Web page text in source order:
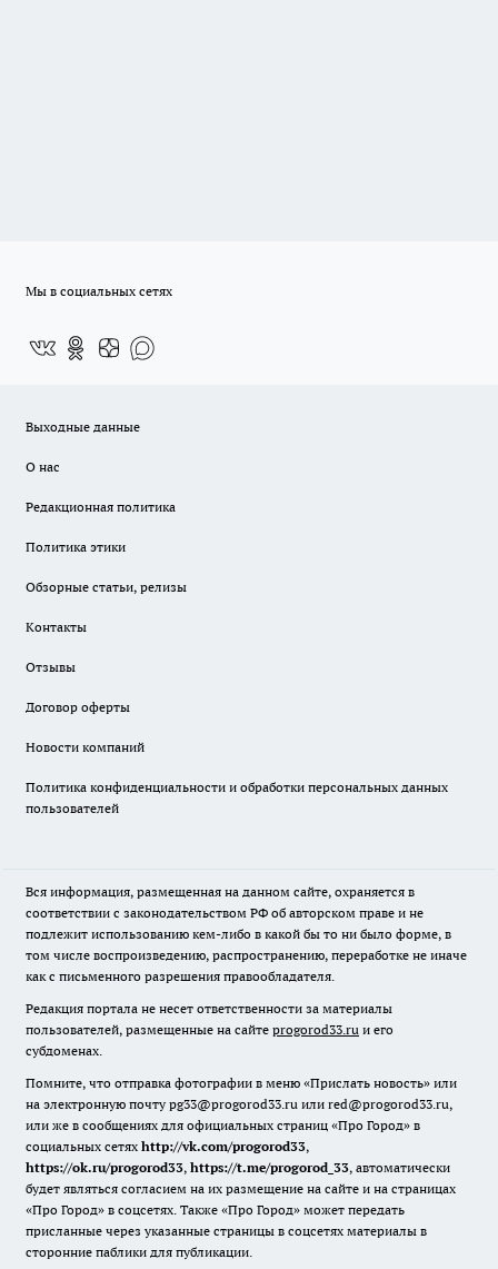
Мы в социальных сетях
Выходные данные
О нас
Редакционная политика
Политика этики
Обзорные статьи, релизы
Контакты
Отзывы
Договор оферты
Новости компаний
Политика конфиденциальности и обработки персональных данных
пользователей
Вся информация, размещенная на данном сайте, охраняется в
соответствии с законодательством РФ об авторском праве и не
подлежит использованию кем-либо в какой бы то ни было форме, в
том числе воспроизведению, распространению, переработке не иначе
как с письменного разрешения правообладателя.
Редакция портала не несет ответственности за материалы
пользователей, размещенные на сайте progorod33.ru и его
субдоменах.
Помните, что отправка фотографии в меню «Прислать новость» или
на электронную почту pg33@progorod33.ru или red@progorod33.ru,
или же в сообщениях для официальных страниц «Про Город» в
социальных сетях http://vk.com/progorod33,
https://ok.ru/progorod33, https://t.me/progorod_33, автоматически
будет являться согласием на их размещение на сайте и на страницах
«Про Город» в соцсетях. Также «Про Город» может передать
присланные через указанные страницы в соцсетях материалы в
сторонние паблики для публикации.